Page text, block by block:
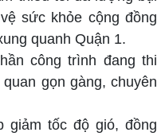
sức khỏe cộng đồng
quanh Quận 1.
công trình đang thi
gọn gàng, chuyên
giảm tốc độ gió, đồng